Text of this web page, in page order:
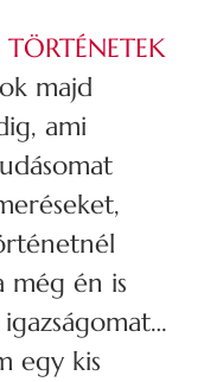
majd
ami
még én is
egy kis